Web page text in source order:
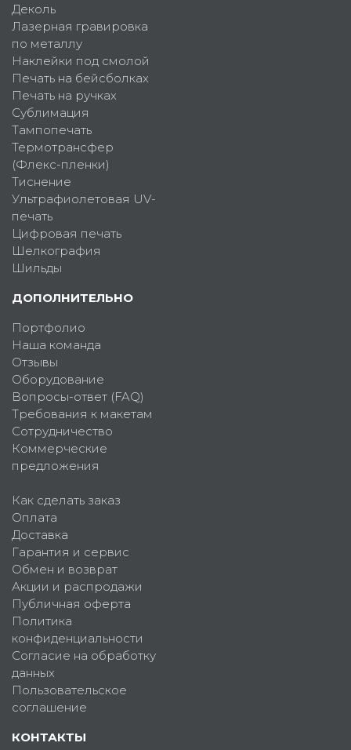
Деколь
Лазерная гравировка
по металлу
Наклейки под смолой
Печать на бейсболках
Печать на ручках
Сублимация
Тампопечать
Термотрансфер
(Флекс-пленки)
Тиснение
Ультрафиолетовая UV-
печать
Цифровая печать
Шелкография
Шильды
ДОПОЛНИТЕЛЬНО
Портфолио
Наша команда
Отзывы
Оборудование
Вопросы-ответ (FAQ)
Требования к макетам
Сотрудничество
Коммерческие
предложения
Как сделать заказ
Оплата
Доставка
Гарантия и сервис
Обмен и возврат
Акции и распродажи
Публичная оферта
Политика
конфиденциальности
Согласие на обработку
данных
Пользовательское
соглашение
КОНТАКТЫ